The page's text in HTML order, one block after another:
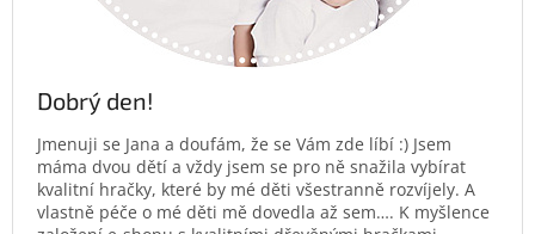
Dobrý den!
Jmenuji se Jana a doufám, že se Vám zde líbí :) Jsem
máma dvou dětí a vždy jsem se pro ně snažila vybírat
kvalitní hračky, které by mé děti všestranně rozvíjely. A
vlastně péče o mé děti mě dovedla až sem…. K myšlence